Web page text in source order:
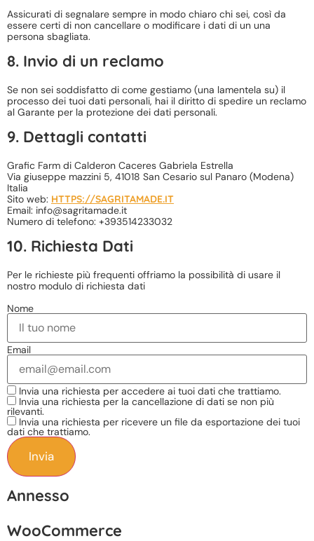
Assicurati di segnalare sempre in modo chiaro chi sei, così da
essere certi di non cancellare o modificare i dati di un una
persona sbagliata.
8. Invio di un reclamo
Se non sei soddisfatto di come gestiamo (una lamentela su) il
processo dei tuoi dati personali, hai il diritto di spedire un reclamo
al Garante per la protezione dei dati personali.
9. Dettagli contatti
Grafic Farm di Calderon Caceres Gabriela Estrella
Via giuseppe mazzini 5, 41018 San Cesario sul Panaro (Modena)
Italia
Sito web: HTTPS://SAGRITAMADE.IT
Email: info@sagritamade.it
Numero di telefono: +393514233032
10. Richiesta Dati
Per le richieste più frequenti offriamo la possibilità di usare il
nostro modulo di richiesta dati
Nome
Email
Invia una richiesta per accedere ai tuoi dati che trattiamo.
Invia una richiesta per la cancellazione di dati se non più
rilevanti.
Invia una richiesta per ricevere un file da esportazione dei tuoi
dati che trattiamo.
Annesso
WooCommerce